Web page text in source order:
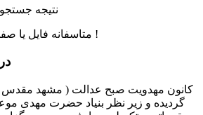
نتیجه
متاسفانه فایل یا صفحه مورد نظر یافت نشد !
گردیده و زیر نظر بنیاد حضرت مهدی